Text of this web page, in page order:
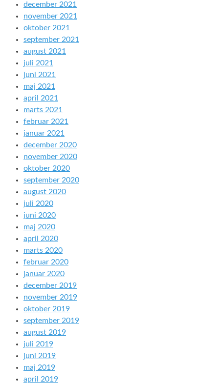
december 2021
november 2021
oktober 2021
september 2021
august 2021
juli 2021
juni 2021
maj 2021
april 2021
marts 2021
februar 2021
januar 2021
december 2020
november 2020
oktober 2020
september 2020
august 2020
juli 2020
juni 2020
maj 2020
april 2020
marts 2020
februar 2020
januar 2020
december 2019
november 2019
oktober 2019
september 2019
august 2019
juli 2019
juni 2019
maj 2019
april 2019